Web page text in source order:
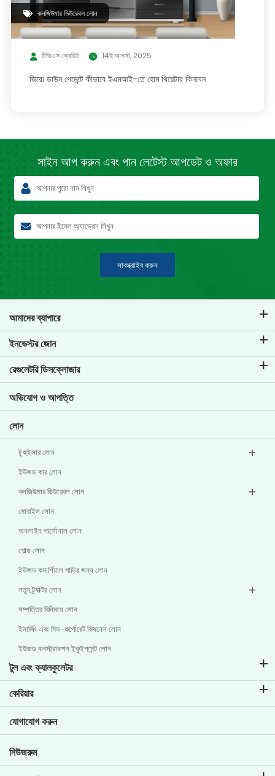
কনজিউমার ডিউরেবল লোন
টিভিএস ক্রেডিট 14ই আগস্ট, 2025
জিরো ডাউন পেমেন্টে কীভাবে ইএমআই-তে হোম থিয়েটার কিনবেন
সাইন আপ করুন এবং পান লেটেস্টআপডেট ও অফার
সাবস্ক্রাইব করুন
আমাদের ব্যাপারে
টিভিএস ক্রেডিট সম্পর্কে
আমাদের ব্র্যান্ড সম্পর্কে জানুন
মূল প্রোফাইল
ইনভেস্টর জোন
কর্পোরেট গভর্নেন্স
বিনিয়োগকারীর তথ্য
রেগুলেটরি ডিসক্লোজার
অন্যান্য ডিসক্লোজার
অভিযোগ ও আপত্তি
লোন
টু হুইলার লোন
ইউজড কার লোন
কনজিউমার ডিউরেবল লোন
মোবাইল লোন
অনলাইন পার্সোনাল লোন
গোল্ড লোন
ইউজড কমার্শিয়াল গাড়ির জন্য লোন
নতুন ট্র্যাক্টর লোন
সম্পত্তির বিনিময়ে লোন
ইমার্জিং এবং মিড-কর্পোরেট বিজনেস লোন
ইউজড কনস্ট্রাকশন ইকুইপমেন্ট লোন
টুল এবং ক্যালকুলেটর
ইএমআই ক্যালকুলেটর
টু-হুইলার লোনের ইএমআই ক্যালকুলেটার
গাড়ির ভ্যালুয়েশন টুল
কেরিয়ার
বর্তমান কর্মখালি
যোগাযোগ করুন
নিউজরুম